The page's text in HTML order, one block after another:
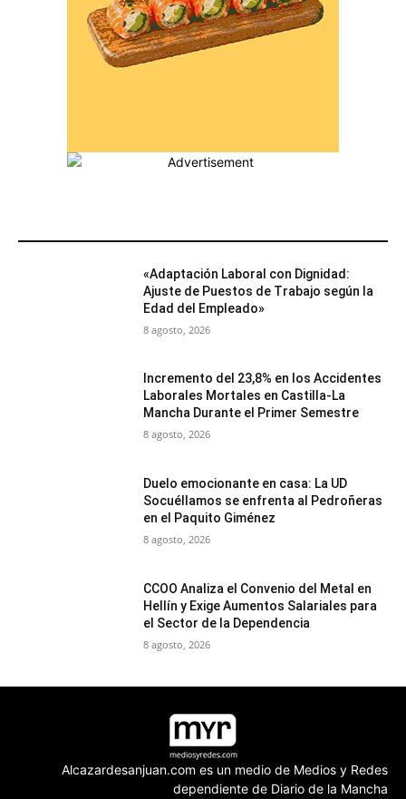
«Adaptación Laboral con Dignidad:
Ajuste de Puestos de Trabajo según la
Edad del Empleado»
8 agosto, 2026
Incremento del 23,8% en los Accidentes
Laborales Mortales en Castilla-La
Mancha Durante el Primer Semestre
8 agosto, 2026
Duelo emocionante en casa: La UD
Socuéllamos se enfrenta al Pedroñeras
en el Paquito Giménez
8 agosto, 2026
CCOO Analiza el Convenio del Metal en
Hellín y Exige Aumentos Salariales para
el Sector de la Dependencia
8 agosto, 2026
Alcazardesanjuan.com es un medio de Medios y Redes
dependiente de Diario de la Mancha